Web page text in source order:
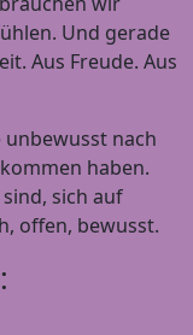
Und gerade
Aus Freude. Aus
unbewusst nach
haben.
sich auf
offen, bewusst.